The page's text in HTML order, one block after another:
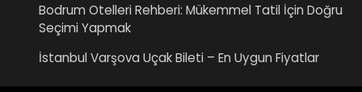
Bodrum Otelleri Rehberi: Mükemmel Tatil İçin Doğru
Seçimi Yapmak
İstanbul Varşova Uçak Bileti – En Uygun Fiyatlar